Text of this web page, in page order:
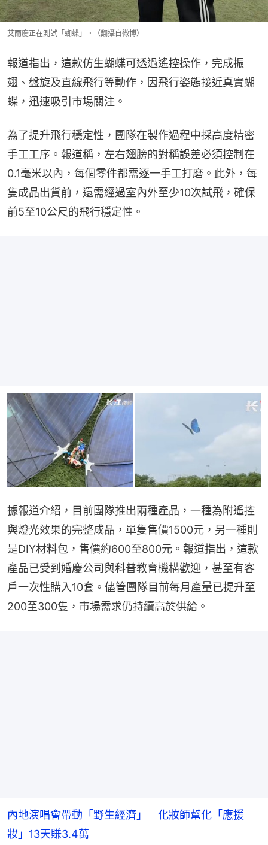
艾雨慶正在測試「蝴蝶」。（翻攝自微博）
報道指出，這款仿生蝴蝶可透過遙控操作，完成振
翅、盤旋及直線飛行等動作，因飛行姿態接近真實蝴
蝶，迅速吸引市場關注。
為了提升飛行穩定性，團隊在製作過程中採高度精密
手工工序。報道稱，左右翅膀的對稱誤差必須控制在
0.1毫米以內，每個零件都需逐一手工打磨。此外，每
隻成品出貨前，還需經過室內外至少10次試飛，確保
前5至10公尺的飛行穩定性。
據報道介紹，目前團隊推出兩種產品，一種為附遙控
與燈光效果的完整成品，單隻售價1500元，另一種則
是DIY材料包，售價約600至800元。報道指出，這款
產品已受到婚慶公司與科普教育機構歡迎，甚至有客
戶一次性購入10套。儘管團隊目前每月產量已提升至
200至300隻，市場需求仍持續高於供給。
內地演唱會帶動「野生經濟」 化妝師幫化「應援
妝」13天賺3.4萬